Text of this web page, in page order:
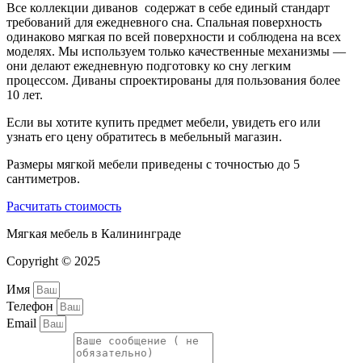
Все коллекции диванов содержат в себе единый стандарт
требований для ежедневного сна. Спальная поверхность
одинаково мягкая по всей поверхности и соблюдена на всех
моделях. Мы используем только качественные механизмы —
они делают ежедневную подготовку ко сну легким
процессом. Диваны спроектированы для пользования более
10 лет.
Если вы хотите купить предмет мебели, увидеть его или
узнать его цену обратитесь в мебельный магазин.
Размеры мягкой мебели приведены с точностью до 5
сантиметров.
Расчитать стоимость
Мягкая мебель в Калининграде
Copyright © 2025
Имя
Телефон
Email